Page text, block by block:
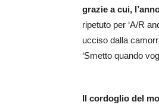
grazie a cui,
ripetuto per ‘A/R
ucciso dalla
‘Smetto quando
Il cordoglio del